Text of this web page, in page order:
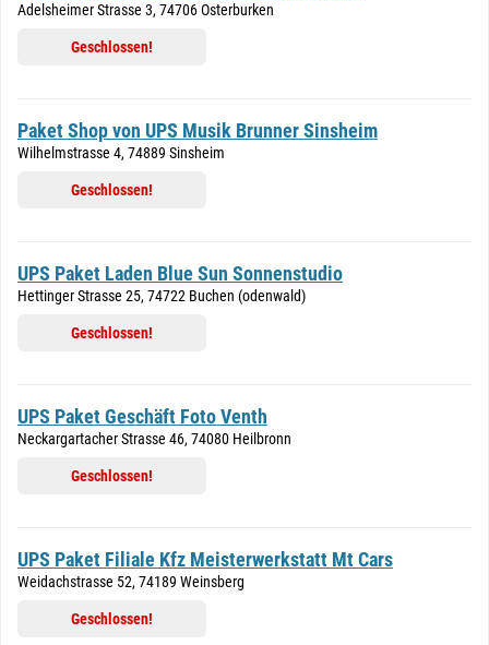
Adelsheimer Strasse 3, 74706 Osterburken
Geschlossen!
Paket Shop von UPS Musik Brunner Sinsheim
Wilhelmstrasse 4, 74889 Sinsheim
Geschlossen!
UPS Paket Laden Blue Sun Sonnenstudio
Hettinger Strasse 25, 74722 Buchen (odenwald)
Geschlossen!
UPS Paket Geschäft Foto Venth
Neckargartacher Strasse 46, 74080 Heilbronn
Geschlossen!
UPS Paket Filiale Kfz Meisterwerkstatt Mt Cars
Weidachstrasse 52, 74189 Weinsberg
Geschlossen!